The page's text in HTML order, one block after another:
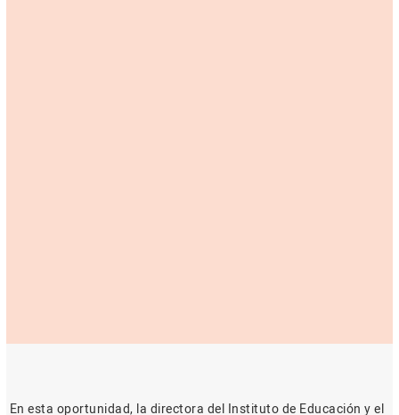
En esta oportunidad, la directora del Instituto de Educación y el